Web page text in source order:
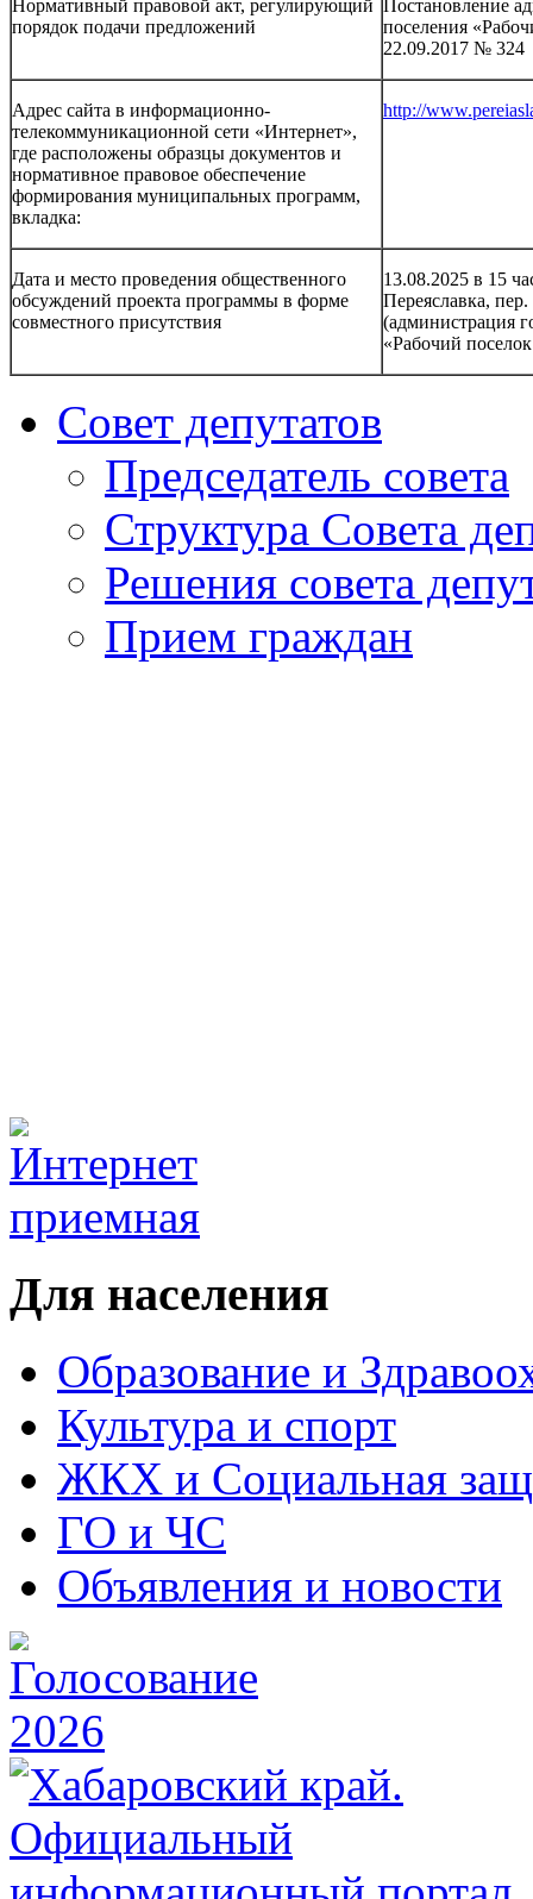
Нормативный правовой акт, регулирующий
порядок подачи предложений
Постановление
поселения
22.09.2017 № 324
Адрес сайта в информационно-
телекоммуникационной сети «Интернет»,
где расположены образцы документов и
нормативное правовое обеспечение
формирования муниципальных программ,
вкладка:
http://
Дата и место проведения общественного
обсуждений проекта программы в форме
совместного присутствия
13.08.2025 в 15
Переяславка,
(администрация
«Рабочий
Совет депутатов
Председатель совета
Структура Совета
Решения совета
Прием граждан
Для населения
Образование и
Культура и спорт
ЖКХ и Социальная
ГО и ЧС
Объявления и новости